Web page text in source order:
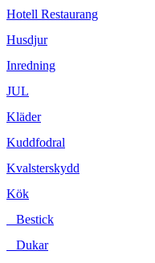
Hotell Restaurang
Husdjur
Inredning
JUL
Kläder
Kuddfodral
Kvalsterskydd
Kök
Bestick
Dukar